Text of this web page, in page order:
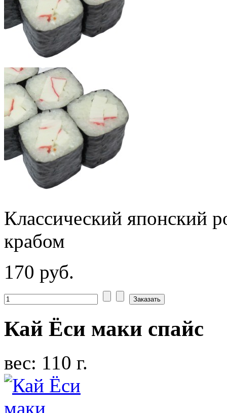
Классический японский
крабом
170 руб.
Кай Ёси маки спайс
вес: 110 г.